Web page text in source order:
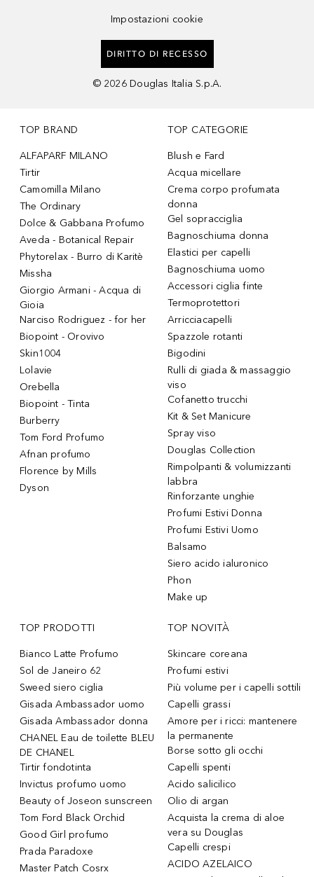
Impostazioni cookie
DIRITTO DI RECESSO
© 2026 Douglas Italia S.p.A.
TOP BRAND
ALFAPARF MILANO
Tirtir
Camomilla Milano
The Ordinary
Dolce & Gabbana Profumo
Aveda - Botanical Repair
Phytorelax - Burro di Karitè
Missha
Giorgio Armani - Acqua di
Gioia
Narciso Rodriguez - for her
Biopoint - Orovivo
Skin1004
Lolavie
Orebella
Biopoint - Tinta
Burberry
Tom Ford Profumo
Afnan profumo
Florence by Mills
Dyson
TOP CATEGORIE
Blush e Fard
Acqua micellare
Crema corpo profumata
donna
Gel sopracciglia
Bagnoschiuma donna
Elastici per capelli
Bagnoschiuma uomo
Accessori ciglia finte
Termoprotettori
Arricciacapelli
Spazzole rotanti
Bigodini
Rulli di giada & massaggio
viso
Cofanetto trucchi
Kit & Set Manicure
Spray viso
Douglas Collection
Rimpolpanti & volumizzanti
labbra
Rinforzante unghie
Profumi Estivi Donna
Profumi Estivi Uomo
Balsamo
Siero acido ialuronico
Phon
Make up
TOP PRODOTTI
Bianco Latte Profumo
Sol de Janeiro 62
Sweed siero ciglia
Gisada Ambassador uomo
Gisada Ambassador donna
CHANEL Eau de toilette BLEU
DE CHANEL
Tirtir fondotinta
Invictus profumo uomo
Beauty of Joseon sunscreen
Tom Ford Black Orchid
Good Girl profumo
Prada Paradoxe
Master Patch Cosrx
TOP NOVITÀ
Skincare coreana
Profumi estivi
Più volume per i capelli sottili
Capelli grassi
Amore per i ricci: mantenere
la permanente
Borse sotto gli occhi
Capelli spenti
Acido salicilico
Olio di argan
Acquista la crema di aloe
vera su Douglas
Capelli crespi
ACIDO AZELAICO